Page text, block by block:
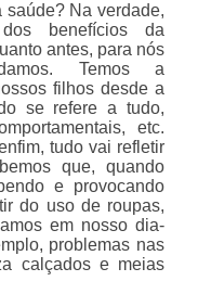
saúde? Na verdade,
benefícios da
antes, para nós
Temos a
filhos desde a
se refere a tudo,
etc.
tudo vai refletir
que, quando
e provocando
do uso de roupas,
em nosso dia-
problemas nas
calçados e meias